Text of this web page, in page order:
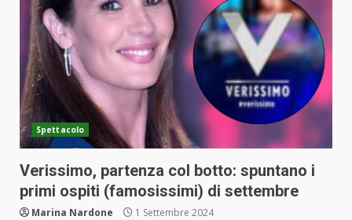
Spettacolo
Verissimo, partenza col botto: spuntano i
primi ospiti (famosissimi) di settembre
Marina Nardone 1 Settembre 2024